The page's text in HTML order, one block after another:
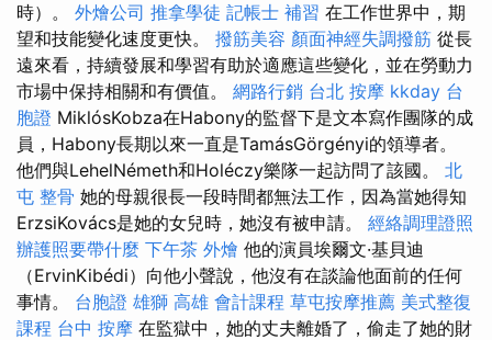
時）。 外燴公司 推拿學徒 記帳士 補習 在工作世界中，期
望和技能變化速度更快。 撥筋美容 顏面神經失調撥筋 從長
遠來看，持續發展和學習有助於適應這些變化，並在勞動力
市場中保持相關和有價值。 網路行銷 台北 按摩 kkday 台
胞證 MiklósKobza在Habony的監督下是文本寫作團隊的成
員，Habony長期以來一直是TamásGörgényi的領導者。
他們與LehelNémeth和Holéczy樂隊一起訪問了該國。 北
屯 整骨 她的母親很長一段時間都無法工作，因為當她得知
ErzsiKovács是她的女兒時，她沒有被申請。 經絡調理證照
辦護照要帶什麼 下午茶 外燴 他的演員埃爾文·基貝迪
（ErvinKibédi）向他小聲說，他沒有在談論他面前的任何
事情。 台胞證 雄獅 高雄 會計課程 草屯按摩推薦 美式整復
課程 台中 按摩 在監獄中，她的丈夫離婚了，偷走了她的財